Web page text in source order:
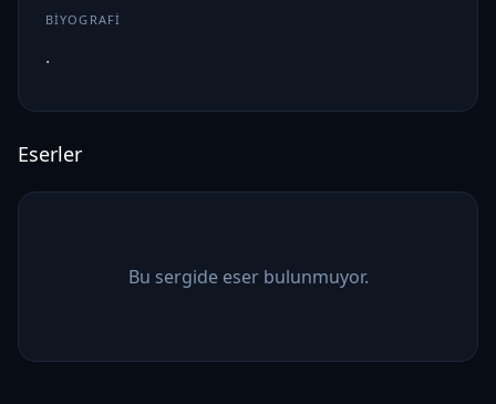
BIYOGRAFI
.
Eserler
Bu sergide eser bulunmuyor.